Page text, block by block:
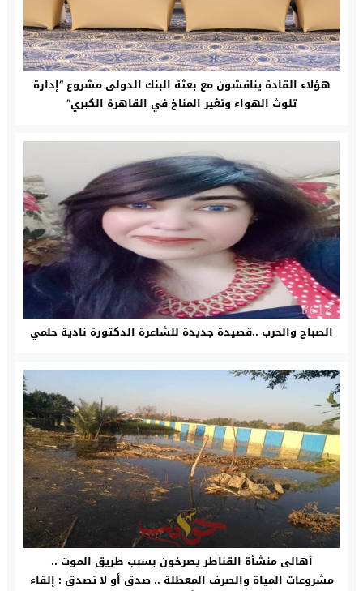
هؤلاء القادة يناقشون مع بعثة البنك الدولى مشروع “إدارة
تلوث الهواء وتغير المناخ في القاهرة الكبري”
الصباح والحرب ..قصيدة جديدة للشاعرة الدكتورة نادية حلمي
أهالى منشأة القناطر يصرخون بسبب طريق الموت ..
مشروعات المياة والصرف المعطلة .. صدق أو لا تصدق : إلقاء